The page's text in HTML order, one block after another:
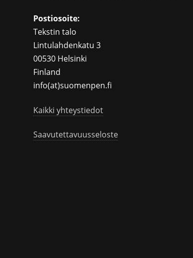
Postiosoite:
Tekstin talo
Lintulahdenkatu 3
00530 Helsinki
Finland
info(at)suomenpen.fi
Kaikki yhteystiedot
Saavutettavuusseloste